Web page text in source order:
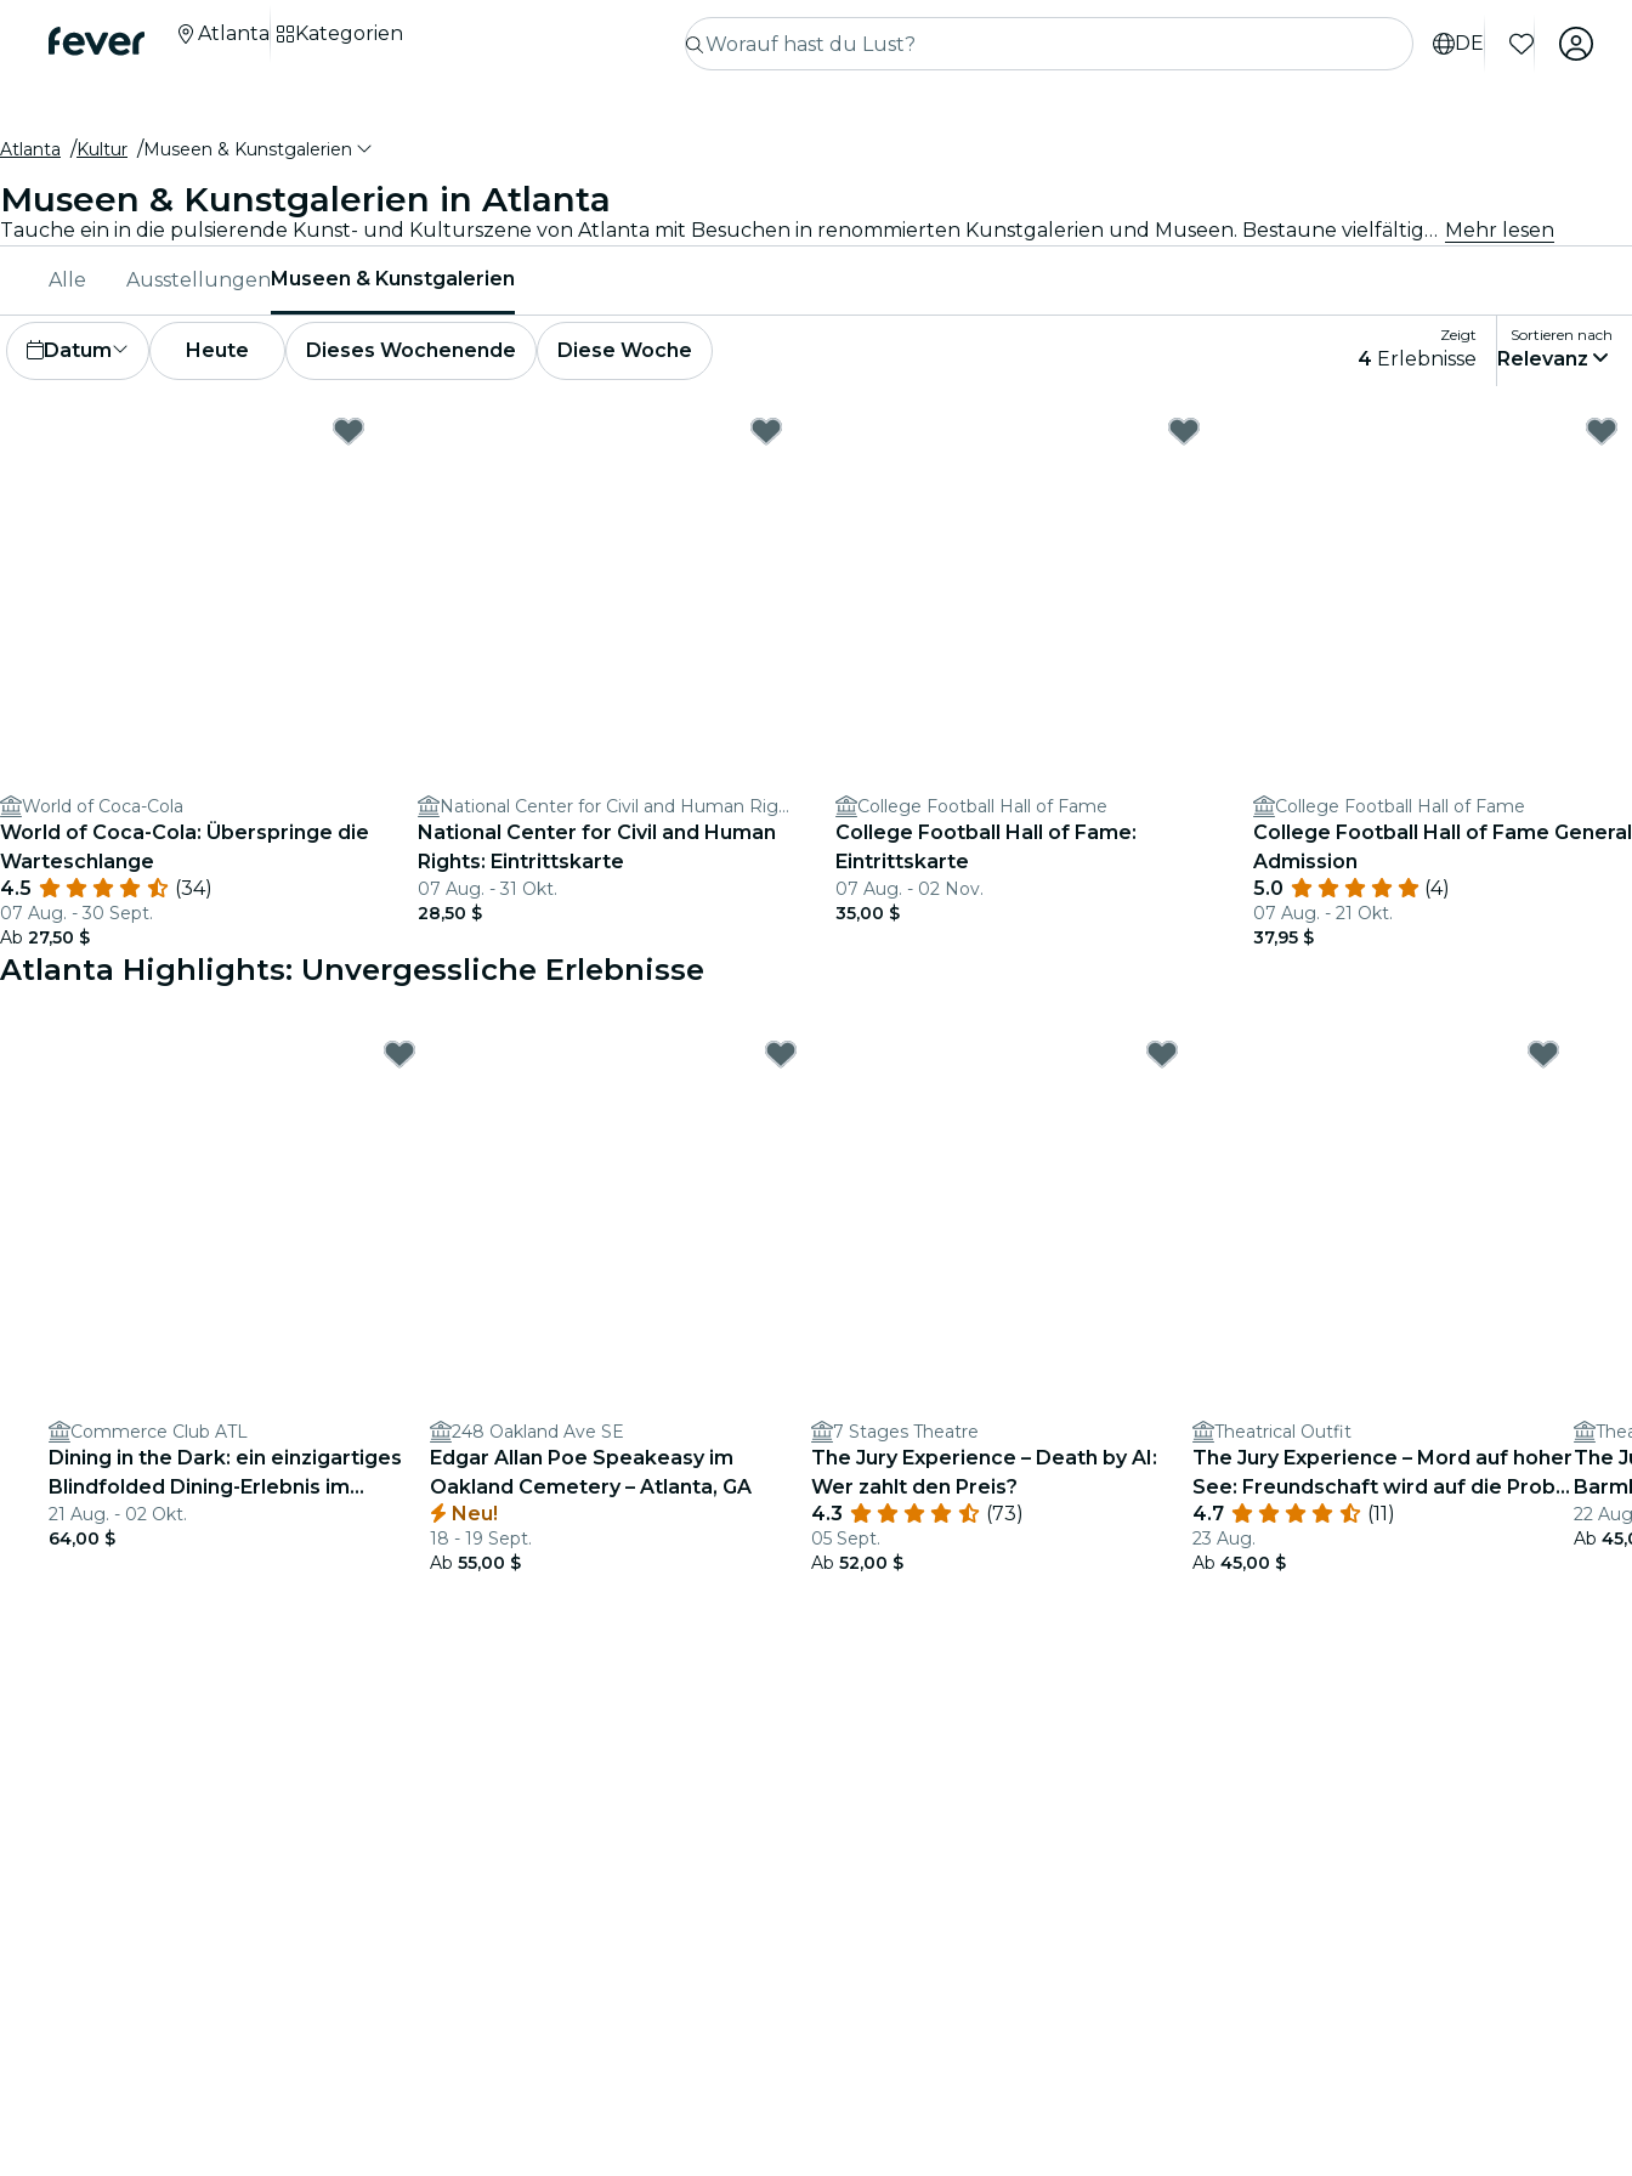
DE
Atlanta Kategorien
Atlanta Kultur Museen & Kunstgalerien
Museen & Kunstgalerien in Atlanta
Tauche ein in die pulsierende Kunst- und Kulturszene von Atlanta mit Besuchen in renommierten Kunstgalerien und Museen. Bestaune vielfältige Sammlungen und Ausstellungen, die inspirieren und fesseln. Mehr lesen
Alle AusstellungenMuseen & Kunstgalerien
Datum Heute Dieses Wochenende Diese Woche
Zeigt
4 Erlebnisse
Sortieren nach
Relevanz
World of Coca-Cola
World of Coca-Cola: Überspringe die
Warteschlange
4.5
(34)
07 Aug. - 30 Sept.
Ab 27,50 $
National Center for Civil and Human Rights
National Center for Civil and Human
Rights: Eintrittskarte
07 Aug. - 31 Okt.
28,50 $
College Football Hall of Fame
College Football Hall of Fame:
Eintrittskarte
07 Aug. - 02 Nov.
35,00 $
College Football Hall of Fame
College Football Hall of Fame General
Admission
5.0
(4)
07 Aug. - 21 Okt.
37,95 $
Atlanta Highlights: Unvergessliche Erlebnisse
Commerce Club ATL
Dining in the Dark: ein einzigartiges
Blindfolded Dining-Erlebnis im
Commerce Club Atlanta
21 Aug. - 02 Okt.
64,00 $
248 Oakland Ave SE
Edgar Allan Poe Speakeasy im
Oakland Cemetery – Atlanta, GA
Neu!
18 - 19 Sept.
Ab 55,00 $
7 Stages Theatre
The Jury Experience – Death by AI:
Wer zahlt den Preis?
4.3
(73)
05 Sept.
Ab 52,00 $
Theatrical Outfit
The Jury Experience – Mord auf hoher
See: Freundschaft wird auf die Probe
gestellt. Kann Atlanta Gerechtigkeit
liefern?
4.7 (11)
23 Aug.
Ab 45,00 $
The
22
Ab